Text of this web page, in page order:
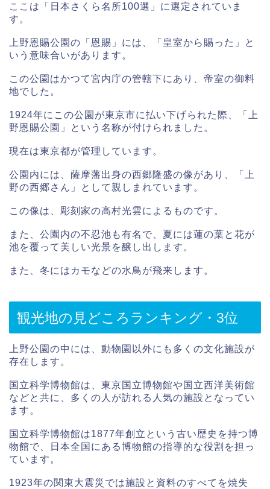
ここは「日本さくら名所100選」に選定されていま
す。
上野恩賜公園の「恩賜」には、「皇室から賜った」と
いう意味合いがあります。
この公園はかつて宮内庁の管轄下にあり、帝室の御料
地でした。
1924年にこの公園が東京市に払い下げられた際、「上
野恩賜公園」という名称が付けられました。
現在は東京都が管理しています。
公園内には、薩摩藩出身の西郷隆盛の像があり、「上
野の西郷さん」として親しまれています。
この像は、彫刻家の高村光雲によるものです。
また、公園内の不忍池も有名で、夏には蓮の葉と花が
池を覆って美しい光景を醸し出します。
また、冬にはカモなどの水鳥が飛来します。
観光地の見どころランキング・3位
上野公園の中には、動物園以外にも多くの文化施設が
存在します。
国立科学博物館は、東京国立博物館や国立西洋美術館
などと共に、多くの人が訪れる人気の施設となってい
ます。
国立科学博物館は1877年創立という古い歴史を持つ博
物館で、日本全国にある博物館の指導的な役割を担っ
ています。
1923年の関東大震災では施設と資料のすべてを焼失